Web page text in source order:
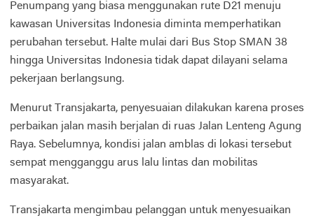
Penumpang yang biasa menggunakan rute D21 menuju
kawasan Universitas Indonesia diminta memperhatikan
perubahan tersebut. Halte mulai dari Bus Stop SMAN 38
hingga Universitas Indonesia tidak dapat dilayani selama
pekerjaan berlangsung.
Menurut Transjakarta, penyesuaian dilakukan karena proses
perbaikan jalan masih berjalan di ruas Jalan Lenteng Agung
Raya. Sebelumnya, kondisi jalan amblas di lokasi tersebut
sempat mengganggu arus lalu lintas dan mobilitas
masyarakat.
Transjakarta mengimbau pelanggan untuk menyesuaikan